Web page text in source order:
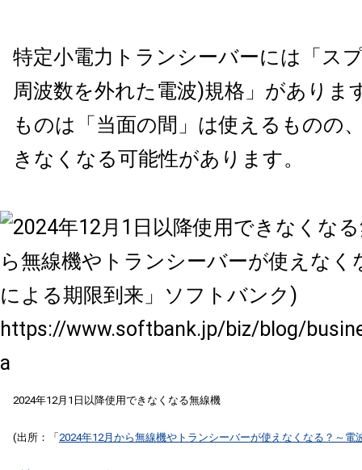
特定小電力トランシーバーには「ス
周波数を外れた電波)規格」がありま
ものは「当面の間」は使えるものの
きなくなる可能性があります。
2024年12月1日以降使用できなくなる無線機
(出所：「2024年12月から無線機やトランシーバーが使えなくなる？～電